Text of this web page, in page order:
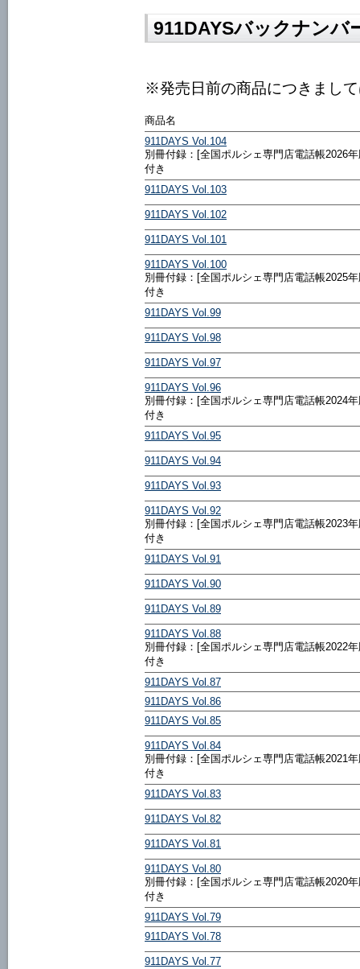
911DAYSバックナンバ
※発売日前の商品につきまし
商品名
911DAYS Vol.104
別冊付録：[全国ポルシェ専門店電話帳2026
付き
911DAYS Vol.103
911DAYS Vol.102
911DAYS Vol.101
911DAYS Vol.100
別冊付録：[全国ポルシェ専門店電話帳2025
付き
911DAYS Vol.99
911DAYS Vol.98
911DAYS Vol.97
911DAYS Vol.96
別冊付録：[全国ポルシェ専門店電話帳2024
付き
911DAYS Vol.95
911DAYS Vol.94
911DAYS Vol.93
911DAYS Vol.92
別冊付録：[全国ポルシェ専門店電話帳2023
付き
911DAYS Vol.91
911DAYS Vol.90
911DAYS Vol.89
911DAYS Vol.88
別冊付録：[全国ポルシェ専門店電話帳2022
付き
911DAYS Vol.87
911DAYS Vol.86
911DAYS Vol.85
911DAYS Vol.84
別冊付録：[全国ポルシェ専門店電話帳2021
付き
911DAYS Vol.83
911DAYS Vol.82
911DAYS Vol.81
911DAYS Vol.80
別冊付録：[全国ポルシェ専門店電話帳2020
付き
911DAYS Vol.79
911DAYS Vol.78
911DAYS Vol.77